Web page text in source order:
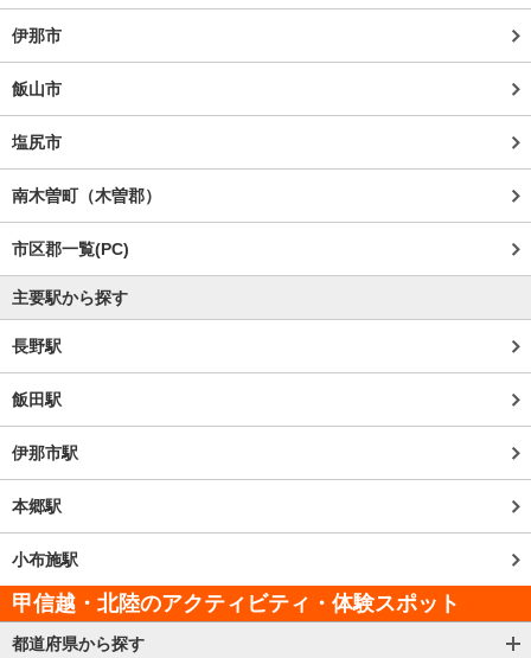
伊那市
飯山市
塩尻市
南木曽町（木曽郡）
市区郡一覧(PC)
主要駅から探す
長野駅
飯田駅
伊那市駅
本郷駅
小布施駅
甲信越・北陸のアクティビティ・体験スポット
都道府県から探す